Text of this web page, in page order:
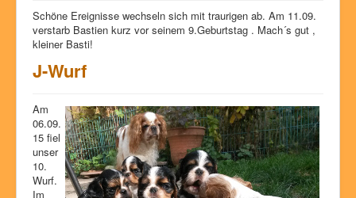
Ausstellungserfolge
Würfe
Unsere Hunde
Fotos
Glossar
Chat
Schöne Ereignisse wechseln sich mit traurigen ab. Am 11.09.
verstarb Bastien kurz vor seinem 9.Geburtstag . Mach´s gut ,
kleiner Basti!
J-Wurf
Am
06.09.
15 fiel
unser
10.
Wurf.
Im